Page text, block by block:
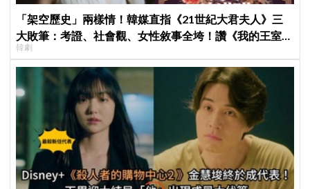
「架空歷史」兩樣情！韓媒直指《21世紀大君夫人》三
大敗筆：考證、社會觀、女性敘事全垮！讚《我的王室死
對頭》諷刺到位
韓劇